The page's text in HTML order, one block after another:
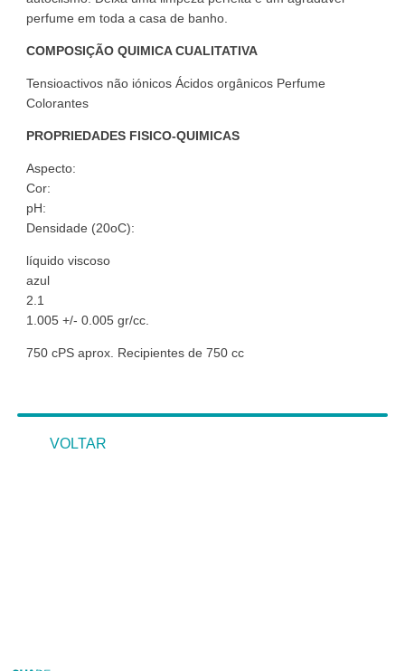
perfume em toda a casa de banho.
COMPOSIÇÃO QUIMICA CUALITATIVA
Tensioactivos não iónicos Ácidos orgânicos Perfume
Colorantes
PROPRIEDADES FISICO-QUIMICAS
Aspecto:
Cor:
pH:
Densidade (20oC):
líquido viscoso
azul
2.1
1.005 +/- 0.005 gr/cc.
750 cPS aprox. Recipientes de 750 cc
VOLTAR